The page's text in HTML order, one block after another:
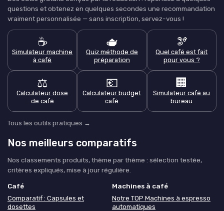
questions et obtenez en quelques secondes une recommandation
vraiment personnalisée — sans inscription, servez-vous !
☕
Simulateur machine
à café
🫖
Quiz méthode de
préparation
🫘
Quel café est fait
pour vous ?
⚖️
Calculateur dose
de café
💶
Calculateur budget
café
🏢
Simulateur café au
bureau
Tous les outils pratiques →
Nos meilleurs comparatifs
Nos classements produits, thème par thème : sélection testée,
critères expliqués, mise à jour régulière.
Café
Comparatif : Capsules et
dosettes
Machines à café
Notre TOP Machines à espresso
automatiques